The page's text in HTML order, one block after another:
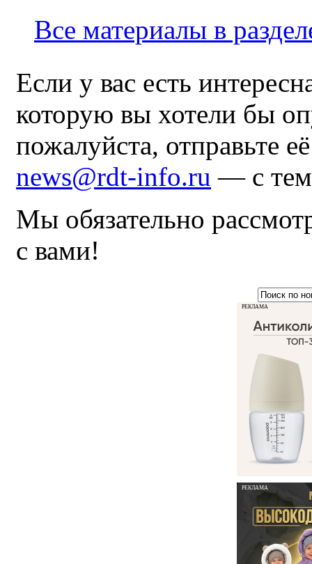
Все материалы в
Если у вас есть
которую вы хотели бы
пожалуйста, отправьте
news@rdt-info.ru — с
Мы обязательно
с вами!
РЕКЛАМА
РЕКЛАМА